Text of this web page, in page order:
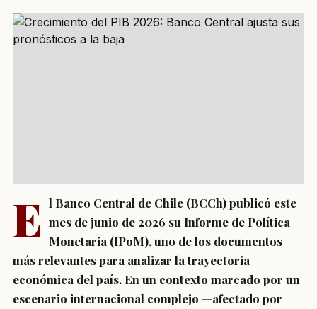
E l Banco Central de Chile (BCCh) publicó este
mes de junio de 2026 su Informe de Política
Monetaria (IPoM), uno de los documentos
más relevantes para analizar la trayectoria
económica del país. En un contexto marcado por un
escenario internacional complejo —afectado por